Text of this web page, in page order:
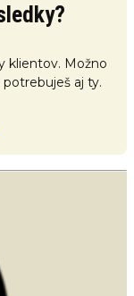
klientov. Možno
aj ty.